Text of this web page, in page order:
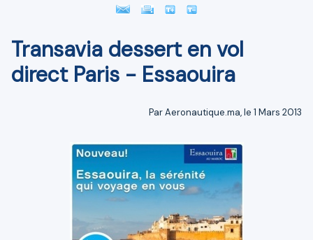
Transavia dessert en vol
direct Paris - Essaouira
Par Aeronautique.ma, le 1 Mars 2013